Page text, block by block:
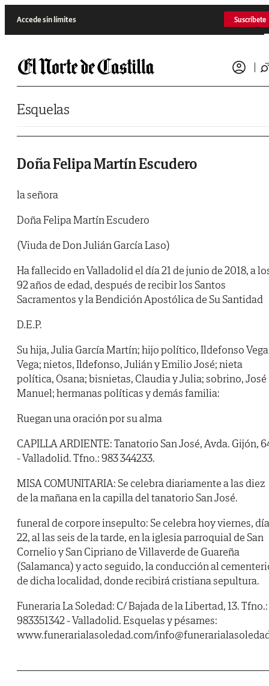
Accede sin límites Suscríbete
Esquelas
Doña Felipa Martín Escudero
la señora
Doña Felipa Martín Escudero
(Viuda de Don Julián García Laso)
Ha fallecido en Valladolid el día 21 de junio de 2018, a
92 años de edad, después de recibir los Santos
Sacramentos y la Bendición Apostólica de Su Santidad
D.E.P.
Su hija, Julia García Martín; hijo político, Ildefonso Vega
Vega; nietos, Ildefonso, Julián y Emilio José; nieta
política, Osana; bisnietas, Claudia y Julia; sobrino, José
Manuel; hermanas políticas y demás familia:
Ruegan una oración por su alma
CAPILLA ARDIENTE: Tanatorio San José, Avda. Gijón,
- Valladolid. Tfno.: 983 344233.
MISA COMUNITARIA: Se celebra diariamente a las diez
de la mañana en la capilla del tanatorio San José.
funeral de corpore insepulto: Se celebra hoy viernes, día
22, al las seis de la tarde, en la iglesia parroquial de San
Cornelio y San Cipriano de Villaverde de Guareña
(Salamanca) y acto seguido, la conducción al
de dicha localidad, donde recibirá cristiana sepultura.
Funeraria La Soledad: C/ Bajada de la Libertad, 13. Tfno.:
983351342 - Valladolid. Esquelas y pésames:
www.funerarialasoledad.com/